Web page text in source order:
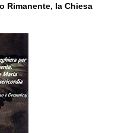
Rimanente, la Chiesa